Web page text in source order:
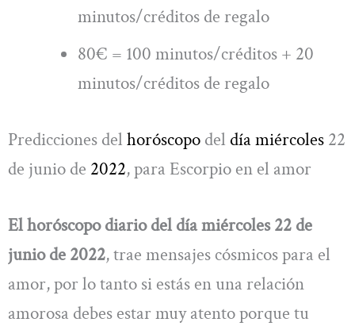
minutos/créditos de regalo
80€ = 100 minutos/créditos + 20
minutos/créditos de regalo
Predicciones del horóscopo del día miércoles 22
de junio de 2022, para Escorpio en el amor
El horóscopo diario del día miércoles 22 de
junio de 2022, trae mensajes cósmicos para el
amor, por lo tanto si estás en una relación
amorosa debes estar muy atento porque tu